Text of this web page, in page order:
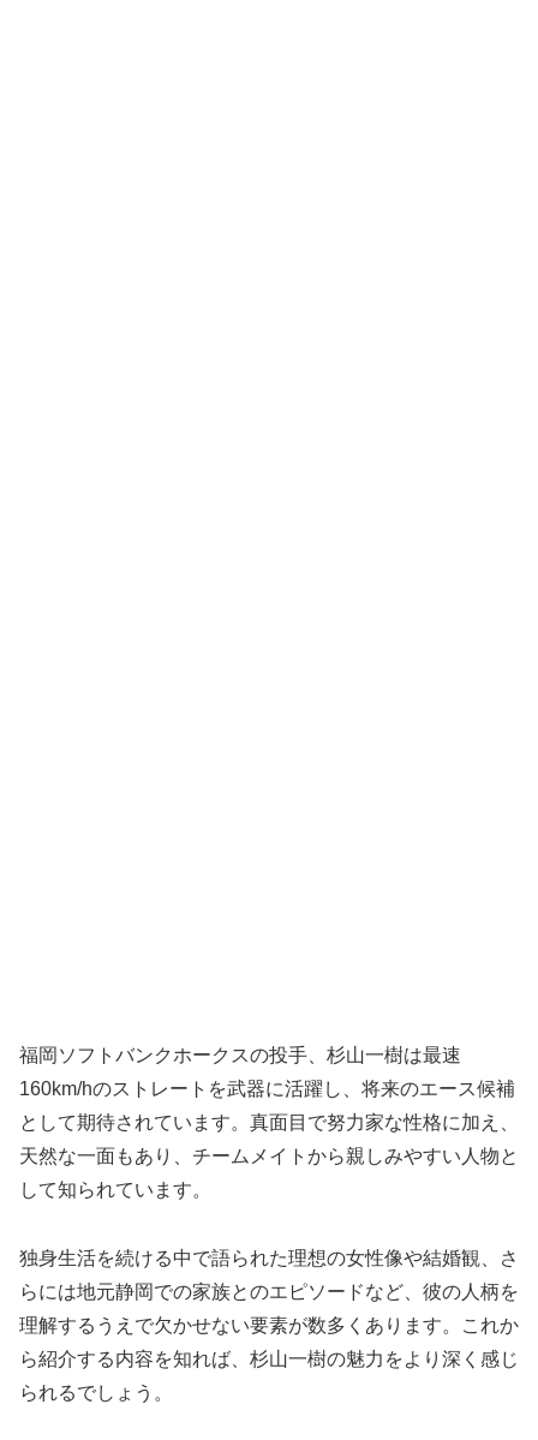
福岡ソフトバンクホークスの投手、杉山一樹は最速
160km/hのストレートを武器に活躍し、将来のエース候補
として期待されています。真面目で努力家な性格に加え、
天然な一面もあり、チームメイトから親しみやすい人物と
して知られています。
独身生活を続ける中で語られた理想の女性像や結婚観、さ
らには地元静岡での家族とのエピソードなど、彼の人柄を
理解するうえで欠かせない要素が数多くあります。これか
ら紹介する内容を知れば、杉山一樹の魅力をより深く感じ
られるでしょう。